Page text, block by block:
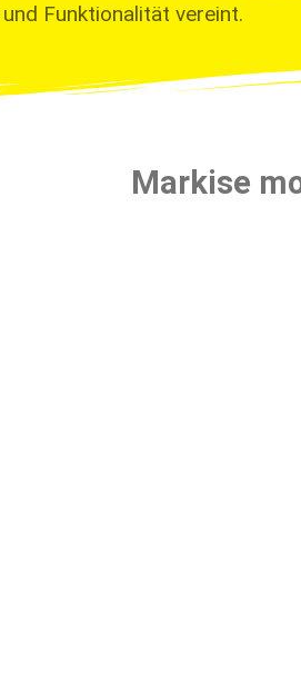
Funktionalität vereint.
Markise